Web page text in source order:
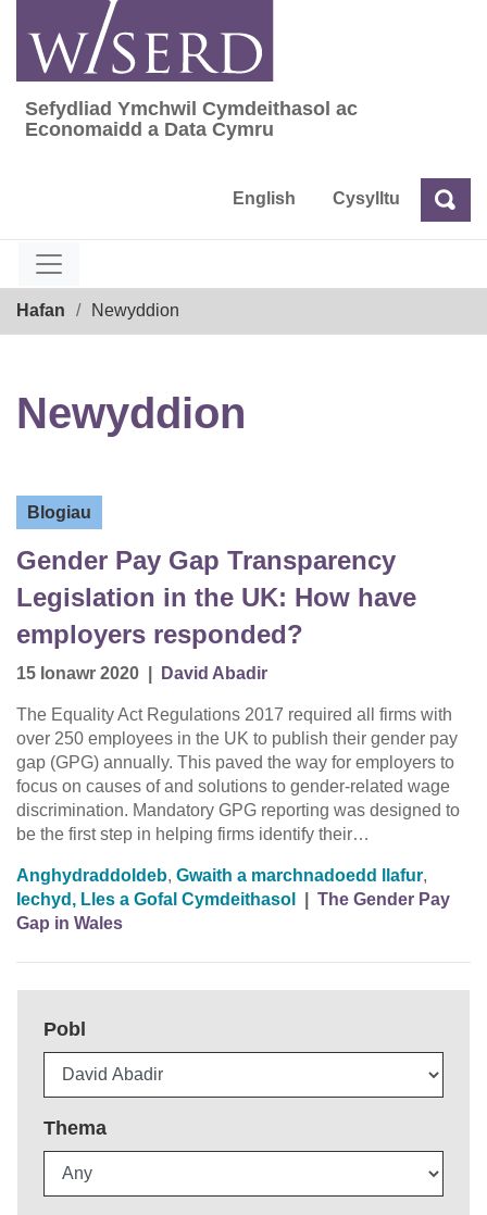
content
Sefydliad Ymchwil Cymdeithasol ac
Sefydliad Ymchwil Cymdeithasol ac
Economaidd a Data Cymru
English Cysylltu Chwilio
Hafan Newyddion
Newyddion
Blogiau
Gender Pay Gap Transparency
Legislation in the UK: How have
employers responded?
15 Ionawr 2020 David Abadir
The Equality Act Regulations 2017 required all firms with
over 250 employees in the UK to publish their gender pay
gap (GPG) annually. This paved the way for employers to
focus on causes of and solutions to gender-related wage
discrimination. Mandatory GPG reporting was designed to
be the first step in helping firms identify their…
Anghydraddoldeb, Gwaith a marchnadoedd llafur,
Iechyd, Lles a Gofal Cymdeithasol
The Gender Pay
Gap in Wales
Pobl
Thema